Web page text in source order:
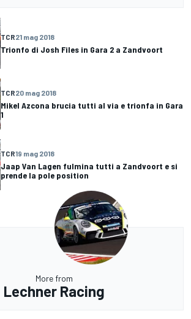
TCR21 mag 2018
Trionfo di Josh Files in Gara 2 a Zandvoort
TCR20 mag 2018
Mikel Azcona brucia tutti al via e trionfa in Gara
1
TCR19 mag 2018
Jaap Van Lagen fulmina tutti a Zandvoort e si
prende la pole position
More from
Lechner Racing